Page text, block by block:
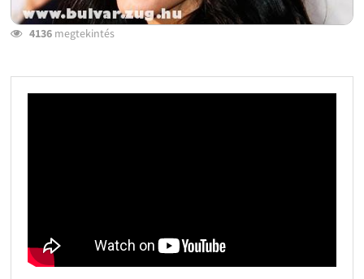
4136megtekintés